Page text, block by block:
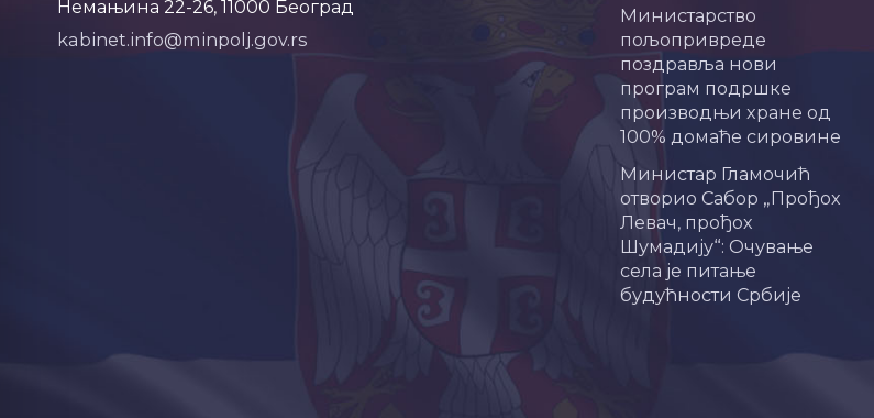
Немањина 22-26, 11000 Београд
kabinet.info@minpolj.gov.rs
Министарство
пољопривреде
поздравља нови
програм подршке
производњи хране од
100% домаће сировине
Министар Гламочић
отворио Сабор „Прођох
Левач, прођох
Шумадију“: Очување
села је питање
будућности Србије